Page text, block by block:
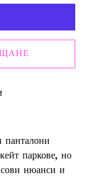
панталони
паркове, но
нюанси и